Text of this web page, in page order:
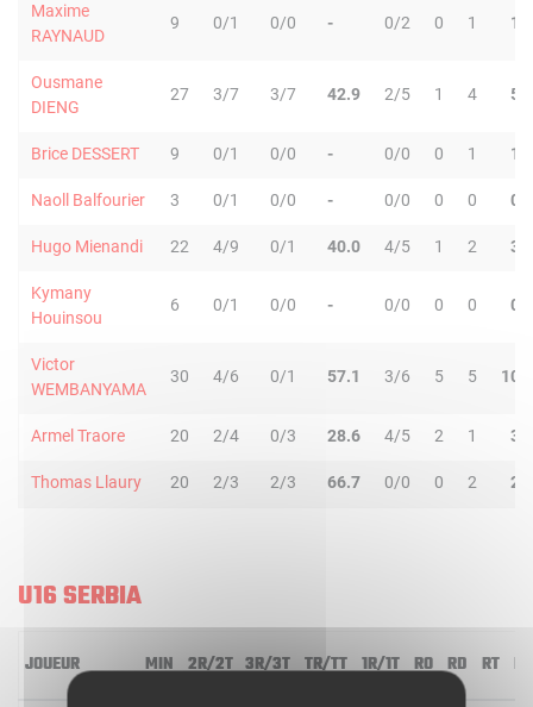
Maxime
RAYNAUD
9 0/1 0/0 - 0/2 0 1 1
Ousmane
DIENG
27 3/7 3/7 42.9 2/5 1 4 5
Brice DESSERT 9 0/1 0/0 - 0/0 0 1 1
Naoll Balfourier 3 0/1 0/0 - 0/0 0 0 0
Hugo Mienandi 22 4/9 0/1 40.0 4/5 1 2 3
Kymany
Houinsou
6 0/1 0/0 - 0/0 0 0 0
Victor
WEMBANYAMA
30 4/6 0/1 57.1 3/6 5 5 10
Armel Traore 20 2/4 0/3 28.6 4/5 2 1 3
Thomas Llaury 20 2/3 2/3 66.7 0/0 0 2 2
U16 SERBIA
JOUEUR MIN 2R/2T 3R/3T TR/TT 1R/1T RO RD RT PD